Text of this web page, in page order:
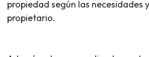
propiedad según las necesidades
propietario.